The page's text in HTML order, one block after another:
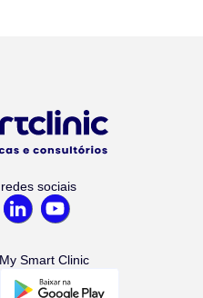
sociais
Smart Clinic